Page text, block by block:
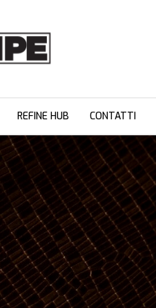
REFINE HUB CONTATTI